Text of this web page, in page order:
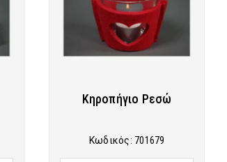
Κηροπήγιο Ρεσώ
Κωδικός: 701679